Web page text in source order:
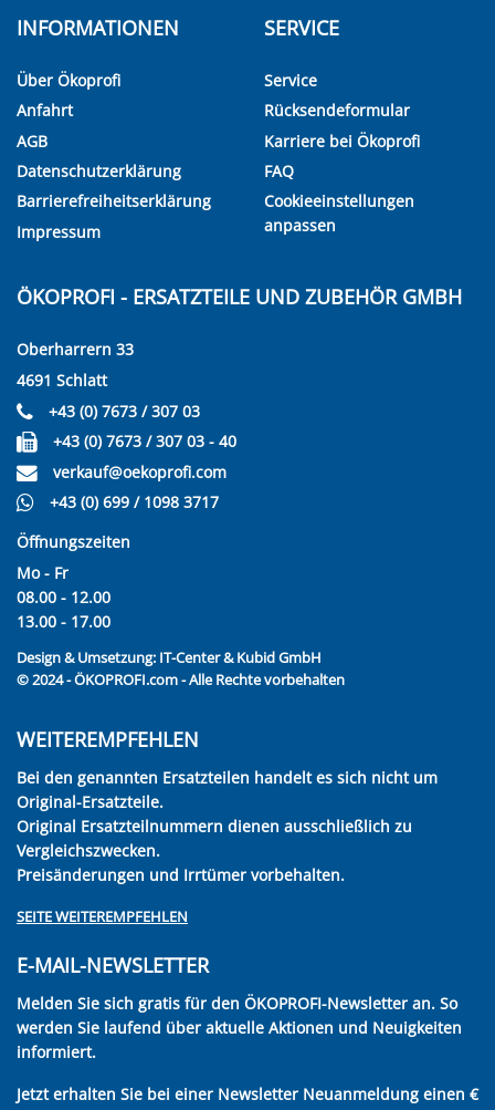
INFORMATIONEN
Über Ökoprofi
Anfahrt
AGB
Datenschutzerklärung
Barrierefreiheitserklärung
Impressum
SERVICE
Service
Rücksendeformular
Karriere bei Ökoprofi
FAQ
Cookieeinstellungen
anpassen
ÖKOPROFI - ERSATZTEILE UND ZUBEHÖR GMBH
Oberharrern 33
4691 Schlatt
+43 (0) 7673 / 307 03
+43 (0) 7673 / 307 03 - 40
verkauf@oekoprofi.com
+43 (0) 699 / 1098 3717
Öffnungszeiten
Mo - Fr
08.00 - 12.00
13.00 - 17.00
Design & Umsetzung: IT-Center & Kubid GmbH
© 2024 - ÖKOPROFI.com - Alle Rechte vorbehalten
WEITEREMPFEHLEN
Bei den genannten Ersatzteilen handelt es sich nicht um
Original-Ersatzteile.
Original Ersatzteilnummern dienen ausschließlich zu
Vergleichszwecken.
Preisänderungen und Irrtümer vorbehalten.
SEITE WEITEREMPFEHLEN
E-MAIL-NEWSLETTER
Melden Sie sich gratis für den ÖKOPROFI-Newsletter an. So
werden Sie laufend über aktuelle Aktionen und Neuigkeiten
informiert.
Jetzt erhalten Sie bei einer Newsletter Neuanmeldung einen €